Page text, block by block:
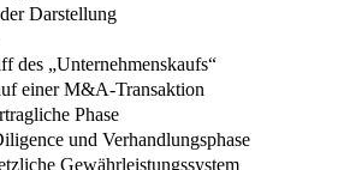
Darstellung
des „Unternehmenskaufs“
einer M&A-Transaktion
Phase
und Verhandlungsphase
Gewährleistungssystem